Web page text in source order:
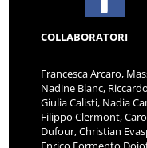
COLLABORATORI
Francesca Arcaro,
Nadine Blanc,
Giulia Calisti, Nadia
Filippo Clermont,
Dufour, Christian